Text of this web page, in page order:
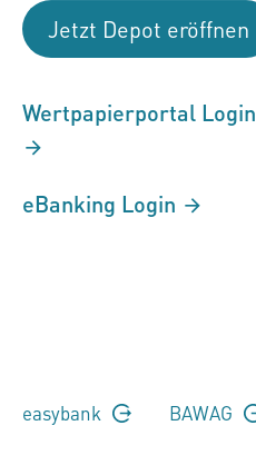
Jetzt Depot eröffnen
Wertpapierportal Login
eBanking Login
easybank BAWAG